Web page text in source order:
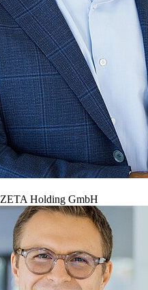
ZETA Holding GmbH